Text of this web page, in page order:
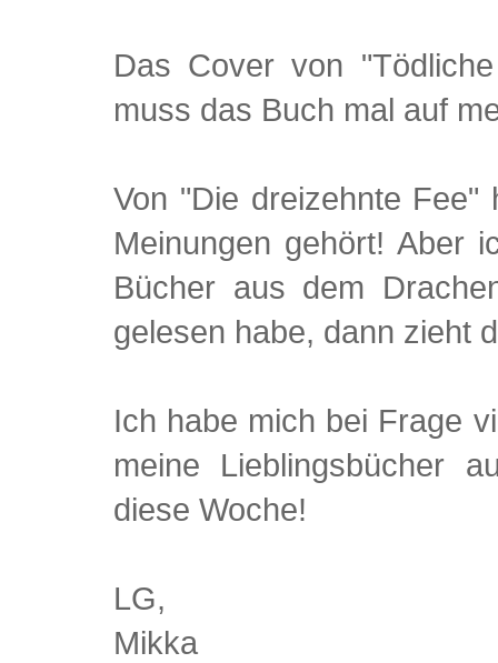
Das Cover von
muss das Buch mal auf
Von "Die dreizehnte Fee"
Meinungen gehört! Aber
Bücher aus dem
gelesen habe, dann zieht
Ich habe mich bei Frage
meine Lieblingsbücher
diese Woche!
LG,
Mikka